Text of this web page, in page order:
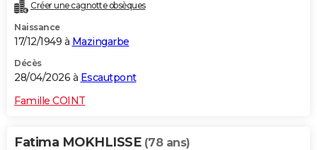
PROGRAMME TV
COPAINS D'AVANT
S'inscrire
Se connecter
Lycées
Collèges
Primaires
Universités
Entreprises
Service militaire
Avis de recherche
AVIS DE DÉCÈS
Créer une cagnotte obsèques
Naissance
17/12/1949 à Mazingarbe
Décès
28/04/2026 à Escautpont
Famille COINT
Fatima MOKHLISSE (78 ans)